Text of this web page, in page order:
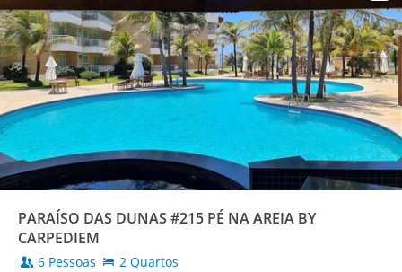
PARAÍSO DAS DUNAS #215 PÉ NA AREIA BY
CARPEDIEM
6 Pessoas 2 Quartos